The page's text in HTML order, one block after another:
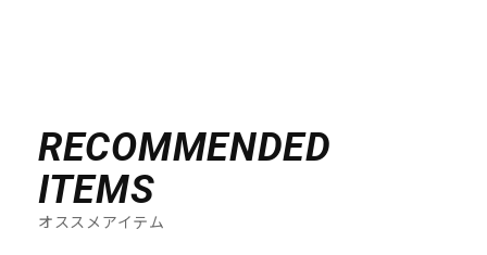
RECOMMENDED
ITEMS
オススメアイテム